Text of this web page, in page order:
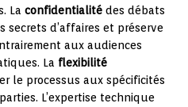
La confidentialité des débats
d’affaires et préserve
aux audiences
La flexibilité
le processus aux spécificités
L’expertise technique